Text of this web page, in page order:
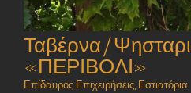
Ταβέρνα/
«ΠΕΡΙΒΟΛΙ»
Επίδαυρος Επιχειρήσεις, Εστιατόρια